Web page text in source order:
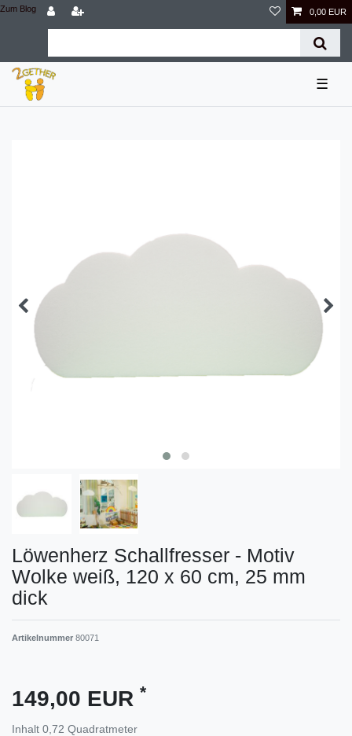
Zum Blog 0,00 EUR
☰
Löwenherz Schallfresser - Motiv
Wolke weiß, 120 x 60 cm, 25 mm
dick
Artikelnummer 80071
149,00 EUR *
Inhalt 0,72 Quadratmeter